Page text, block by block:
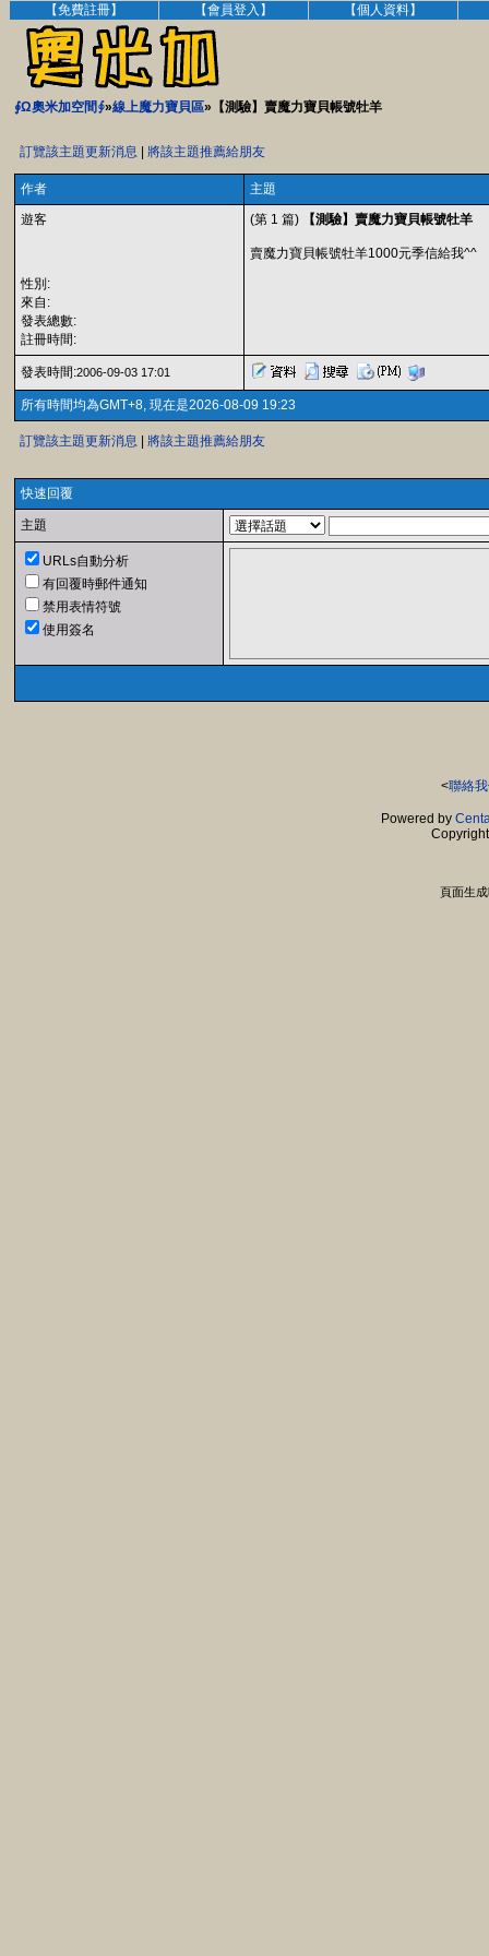
【免費註冊】 【會員登入】 【個人資料】
∮Ω奧米加空間∮»線上魔力寶貝區»【測驗】賣魔力寶貝帳號牡羊
訂覽該主題更新消息 將該主題推薦給朋友
作者
主題
遊客
性別:
來自:
發表總數:
註冊時間:
(第 1 篇) 【測驗】賣魔力寶貝帳號牡羊
賣魔力寶貝帳號牡羊1000元季信給我^^
發表時間:2006-09-03 17:01
所有時間均為GMT+8, 現在是2026-08-09 19:23
訂覽該主題更新消息 將該主題推薦給朋友
快速回覆
主題
URLs自動分析
有回覆時郵件通知
禁用表情符號
使用簽名
<聯絡
Powered by
頁面生